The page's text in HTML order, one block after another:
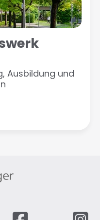
Ausbildung und